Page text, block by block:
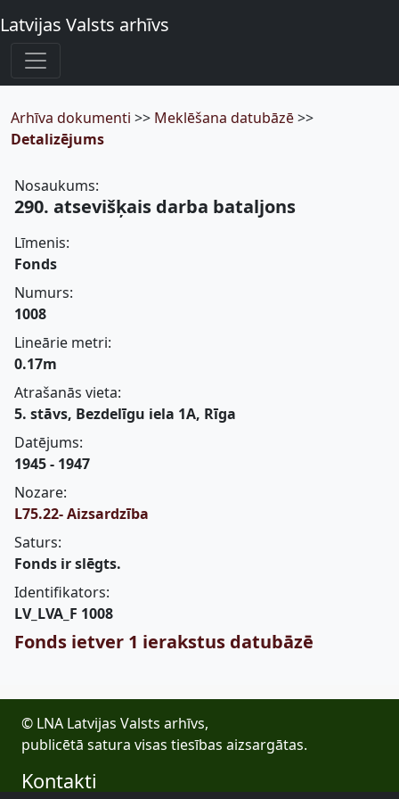
Latvijas Valsts arhīvs
Arhīva dokumenti >> Meklēšana datubāzē>>
Detalizējums
Nosaukums:
290. atsevišķais darba bataljons
Līmenis:
Fonds
Numurs:
1008
Lineārie metri:
0.17m
Atrašanās vieta:
5. stāvs, Bezdelīgu iela 1A, Rīga
Datējums:
1945 - 1947
Nozare:
L75.22- Aizsardzība
Saturs:
Fonds ir slēgts.
Identifikators:
LV_LVA_F 1008
Fonds ietver 1 ierakstus datubāzē
© LNA Latvijas Valsts arhīvs,
publicētā satura visas tiesības aizsargātas.
Kontakti